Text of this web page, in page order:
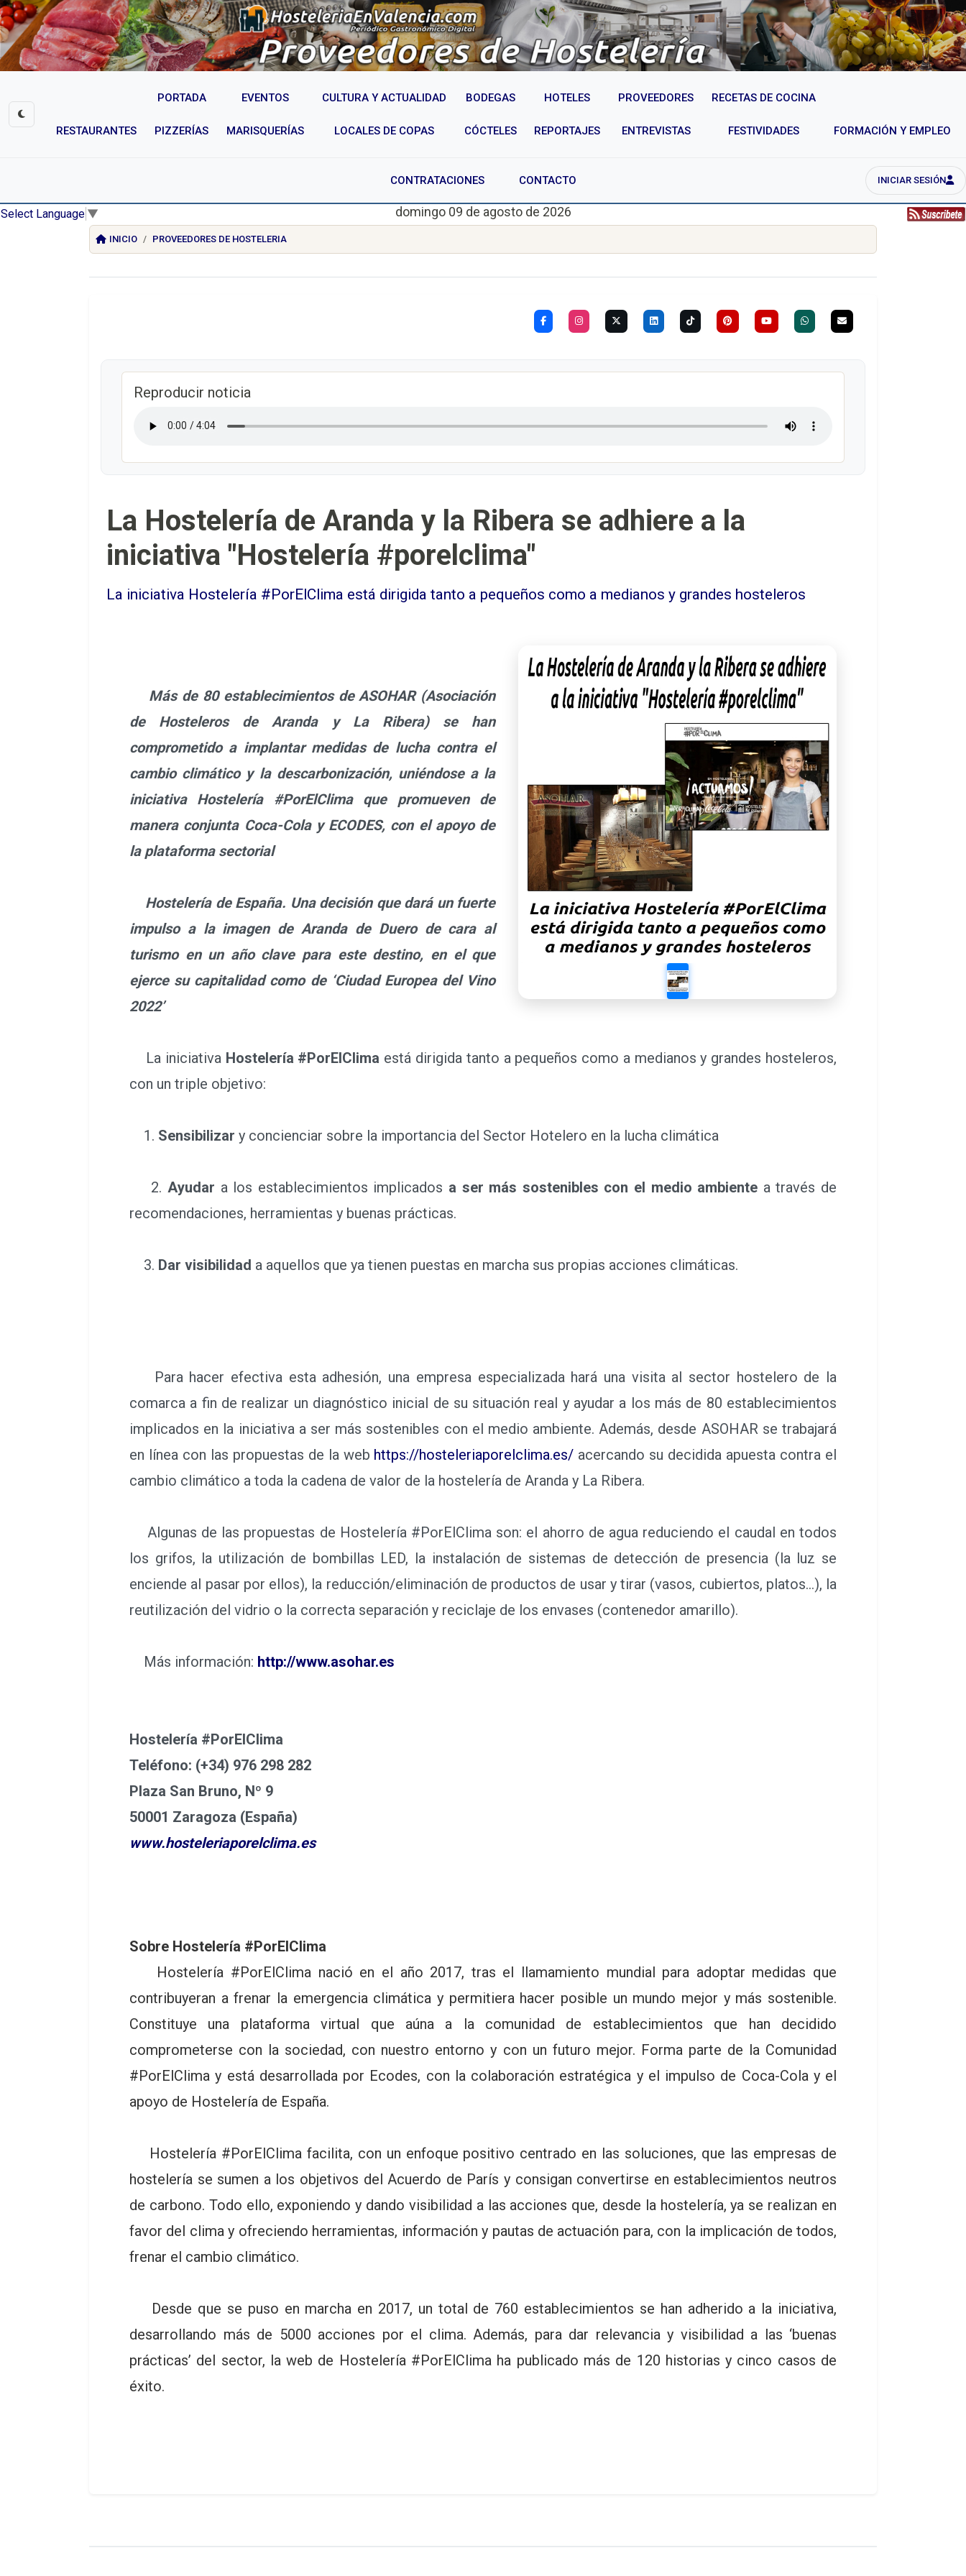
PORTADA EVENTOS CULTURA Y ACTUALIDAD BODEGAS HOTELES PROVEEDORES RECETAS DE COCINA
RESTAURANTES PIZZERÍAS MARISQUERÍAS LOCALES DE COPAS CÓCTELES REPORTAJES ENTREVISTAS FESTIVIDADES FORMACIÓN Y EMPLEO
CONTRATACIONES CONTACTO INICIAR SESIÓN
Select Language ▼ domingo 09 de agosto de 2026
INICIO PROVEEDORES DE HOSTELERIA
Reproducir noticia
La Hostelería de Aranda y la Ribera se adhiere a la
iniciativa "Hostelería #porelclima"
La iniciativa Hostelería #PorElClima está dirigida tanto a pequeños como a medianos y grandes hosteleros
Más de 80 establecimientos de ASOHAR (Asociación
de Hosteleros de Aranda y La Ribera) se han
comprometido a implantar medidas de lucha contra el
cambio climático y la descarbonización, uniéndose a la
iniciativa Hostelería #PorElClima que promueven de
manera conjunta Coca-Cola y ECODES, con el apoyo de
la plataforma sectorial
Hostelería de España. Una decisión que dará un fuerte
impulso a la imagen de Aranda de Duero de cara al
turismo en un año clave para este destino, en el que
ejerce su capitalidad como de ‘Ciudad Europea del Vino
2022’
La iniciativa Hostelería #PorElClima está dirigida tanto a pequeños como a medianos y grandes hosteleros,
con un triple objetivo:
1. Sensibilizar y concienciar sobre la importancia del Sector Hotelero en la lucha climática
2. Ayudar a los establecimientos implicados a ser más sostenibles con el medio ambiente a través de
recomendaciones, herramientas y buenas prácticas.
3. Dar visibilidad a aquellos que ya tienen puestas en marcha sus propias acciones climáticas.
Para hacer efectiva esta adhesión, una empresa especializada hará una visita al sector hostelero de la
comarca a fin de realizar un diagnóstico inicial de su situación real y ayudar a los más de 80 establecimientos
implicados en la iniciativa a ser más sostenibles con el medio ambiente. Además, desde ASOHAR se trabajará
en línea con las propuestas de la web https://hosteleriaporelclima.es/ acercando su decidida apuesta contra el
cambio climático a toda la cadena de valor de la hostelería de Aranda y La Ribera.
Algunas de las propuestas de Hostelería #PorElClima son: el ahorro de agua reduciendo el caudal en todos
los grifos, la utilización de bombillas LED, la instalación de sistemas de detección de presencia (la luz se
enciende al pasar por ellos), la reducción/eliminación de productos de usar y tirar (vasos, cubiertos, platos…), la
reutilización del vidrio o la correcta separación y reciclaje de los envases (contenedor amarillo).
Más información: http://www.asohar.es
Hostelería #PorElClima
Teléfono: (+34) 976 298 282
Plaza San Bruno, Nº 9
50001 Zaragoza (España)
www.hosteleriaporelclima.es
Sobre Hostelería #PorElClima
Hostelería #PorElClima nació en el año 2017, tras el llamamiento mundial para adoptar medidas que
contribuyeran a frenar la emergencia climática y permitiera hacer posible un mundo mejor y más sostenible.
Constituye una plataforma virtual que aúna a la comunidad de establecimientos que han decidido
comprometerse con la sociedad, con nuestro entorno y con un futuro mejor. Forma parte de la Comunidad
#PorElClima y está desarrollada por Ecodes, con la colaboración estratégica y el impulso de Coca-Cola y el
apoyo de Hostelería de España.
Hostelería #PorElClima facilita, con un enfoque positivo centrado en las soluciones, que las empresas de
hostelería se sumen a los objetivos del Acuerdo de París y consigan convertirse en establecimientos neutros
de carbono. Todo ello, exponiendo y dando visibilidad a las acciones que, desde la hostelería, ya se realizan en
favor del clima y ofreciendo herramientas, información y pautas de actuación para, con la implicación de todos,
frenar el cambio climático.
Desde que se puso en marcha en 2017, un total de 760 establecimientos se han adherido a la iniciativa,
desarrollando más de 5000 acciones por el clima. Además, para dar relevancia y visibilidad a las ‘buenas
prácticas’ del sector, la web de Hostelería #PorElClima ha publicado más de 120 historias y cinco casos de
éxito.